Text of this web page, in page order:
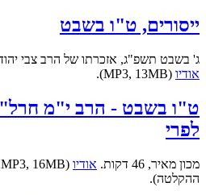
ייסורים, ט"ו בשבט
ג' בשבט תשפ"ג, אזכרתו של הרב צבי יהודה
אודיו (MP3, 13MB).
ט"ו בשבט - הרב י"מ
לפרי
מכון מאיר, 46 דקות. אודיו
ההקלטה).